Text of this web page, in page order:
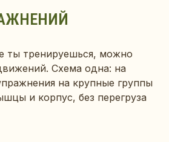
ты тренируешься, можно
Схема одна: на
на крупные группы
и корпус, без перегруза